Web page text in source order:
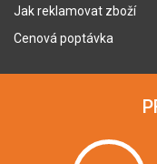
Jak reklamovat zboží
Cenová poptávka